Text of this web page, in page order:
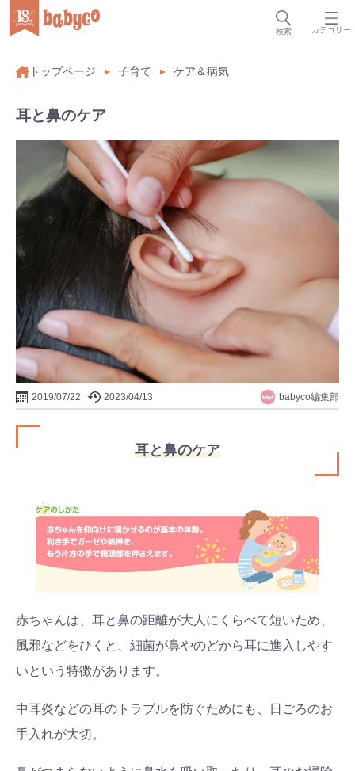
検索 カテゴリー
トップページ 子育て ケア＆病気
耳と鼻のケア
2019/07/22 2023/04/13 babyco編集部
耳と鼻のケア
赤ちゃんは、耳と鼻の距離が大人にくらべて短いため、
風邪などをひくと、細菌が鼻やのどから耳に進入しやす
いという特徴があります。
中耳炎などの耳のトラブルを防ぐためにも、日ごろのお
手入れが大切。